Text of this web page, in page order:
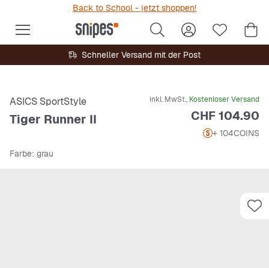
Back to School - jetzt shoppen!
Schneller Versand mit der Post
ASICS SportStyle
Tiger Runner II
inkl. MwSt., Kostenloser Versand
Preis
CHF 104.90
+ 104COINS
Farbe: grau